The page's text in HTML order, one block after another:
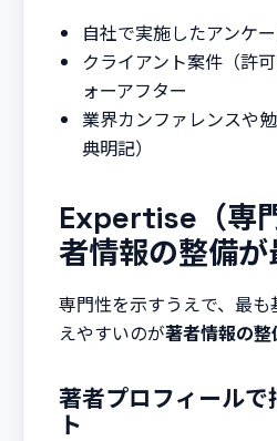
自社で実施したアンケ
クライアント案件（許
ォーアフター
業界カンファレンスや
典明記）
Expertise（専
者情報の整備が
専門性を示すうえで、最
えやすいのが著者情報の整
著者プロフィールで
ト